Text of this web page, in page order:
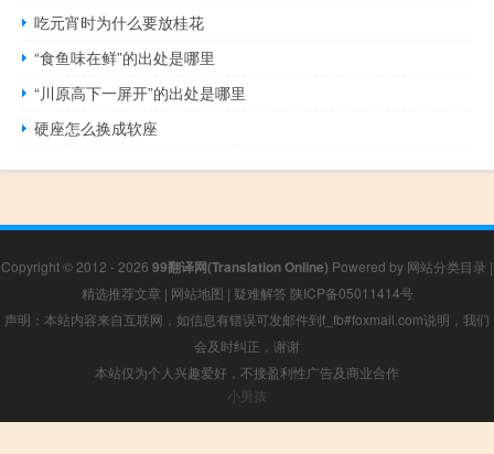
吃元宵时为什么要放桂花
“食鱼味在鲜”的出处是哪里
“川原高下一屏开”的出处是哪里
硬座怎么换成软座
Copyright © 2012 - 2026 99翻译网(Translation Online) Powered by 网站分类目录 |
精选推荐文章 | 网站地图 | 疑难解答 陕ICP备05011414号
声明：本站内容来自互联网，如信息有错误可发邮件到f_fb#foxmail.com说明，我们
会及时纠正，谢谢
本站仅为个人兴趣爱好，不接盈利性广告及商业合作
小男孩